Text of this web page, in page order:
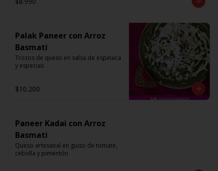
Palak Paneer con Arroz
Basmati
Trozos de queso en salsa de espinaca
y especias
$10.200
Paneer Kadai con Arroz
Basmati
Queso artesanal en guiso de tomate,
cebolla y pimentón